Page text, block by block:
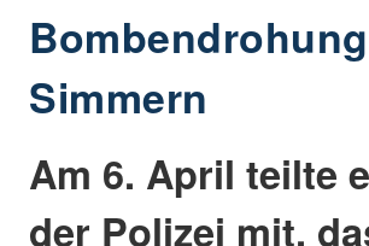
Simmern
Am 6. April teilte
der Polizei mit,